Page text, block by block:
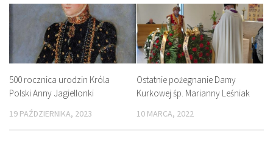
500 rocznica urodzin Króla
Polski Anny Jagiellonki
19 PAŹDZIERNIKA, 2023
Ostatnie pożegnanie Damy
Kurkowej śp. Marianny Leśniak
10 MARCA, 2022